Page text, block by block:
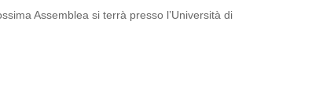
Assemblea si terrà presso l’Università di